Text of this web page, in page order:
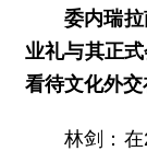
委内瑞
业礼与其正
看待文化外
林剑：